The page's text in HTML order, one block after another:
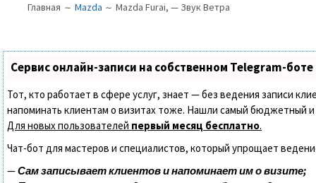
МЕНЮ
САЙТЕ
(ХЛЕБНЫЕ
КРОШКИ)
Главная Mazda Mazda Furai, — Звук Ветра
Сервис онлайн-записи на собственном Telegram-боте
Тот, кто работает в сфере услуг, знает — без ведения записи
напоминать клиентам о визитах тоже. Нашли самый бюджетный
Для новых пользователей первый месяц бесплатно.
Чат-бот для мастеров и специалистов, который упрощает
—Сам записывает клиентов и напоминает им о визите;